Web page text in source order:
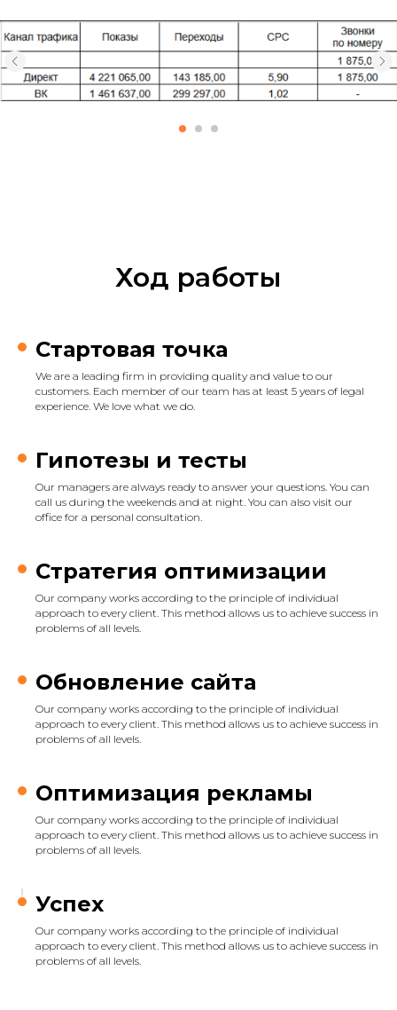
Ход работы
Стартовая точка
We are a leading firm in providing quality and value to our
customers. Each member of our team has at least 5 years of legal
experience. We love what we do.
Гипотезы и тесты
Our managers are always ready to answer your questions. You can
call us during the weekends and at night. You can also visit our
office for a personal consultation.
Стратегия оптимизации
Our company works according to the principle of individual
approach to every client. This method allows us to achieve success in
problems of all levels.
Обновление сайта
Our company works according to the principle of individual
approach to every client. This method allows us to achieve success in
problems of all levels.
Оптимизация рекламы
Our company works according to the principle of individual
approach to every client. This method allows us to achieve success in
problems of all levels.
Успех
Our company works according to the principle of individual
approach to every client. This method allows us to achieve success in
problems of all levels.